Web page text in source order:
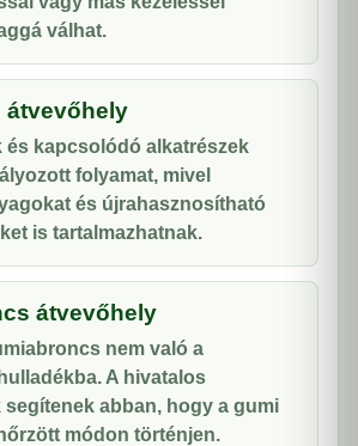
válhat.
átvevőhely
és kapcsolódó alkatrészek
folyamat, mivel
és újrahasznosítható
is tartalmazhatnak.
átvevőhely
nem való a
A hivatalos
abban, hogy a gumi
módon történjen.